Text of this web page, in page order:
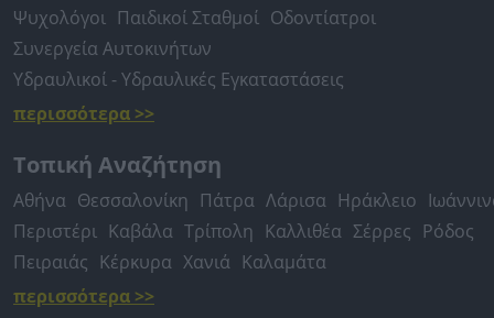
Ψυχολόγοι Παιδικοί Σταθμοί Οδοντίατροι
Συνεργεία Αυτοκινήτων
Υδραυλικοί - Υδραυλικές Εγκαταστάσεις
περισσότερα >>
Τοπική Αναζήτηση
Αθήνα Θεσσαλονίκη Πάτρα Λάρισα Ηράκλειο
Περιστέρι Καβάλα Τρίπολη Καλλιθέα Σέρρες Ρόδος
Πειραιάς Κέρκυρα Χανιά Καλαμάτα
περισσότερα >>